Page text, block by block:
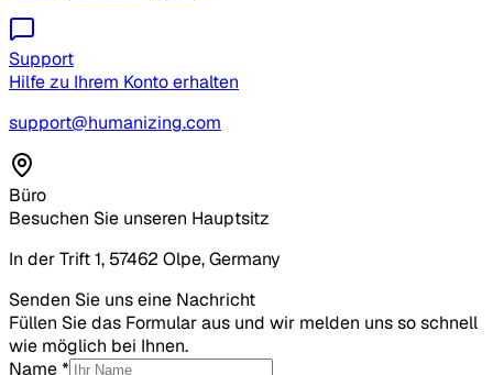
Support
Hilfe zu Ihrem Konto erhalten
support@humanizing.com
Büro
Besuchen Sie unseren Hauptsitz
In der Trift 1, 57462 Olpe, Germany
Senden Sie uns eine Nachricht
Füllen Sie das Formular aus und wir melden uns so schnell
wie möglich bei Ihnen.
Name*